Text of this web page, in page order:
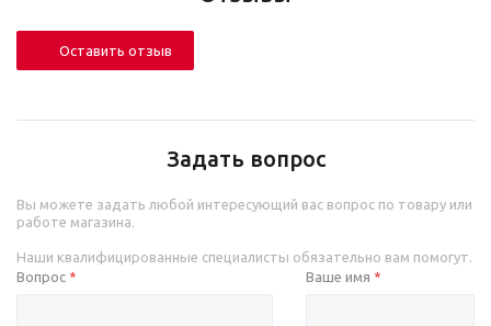
Оставить отзыв
Задать вопрос
Вы можете задать любой интересующий вас вопрос по товару или
работе магазина.
Наши квалифицированные специалисты обязательно вам помогут.
Вопрос * Ваше имя *